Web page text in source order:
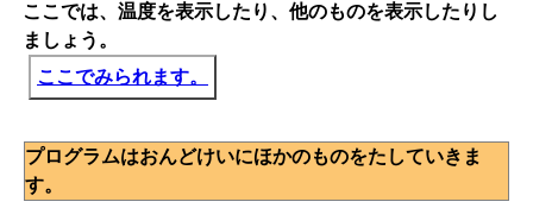
ここでは、温度を表示したり、他のものを表示したりし
ましょう。
ここでみられます。
プログラムはおんどけいにほかのものをたしていきま
す。